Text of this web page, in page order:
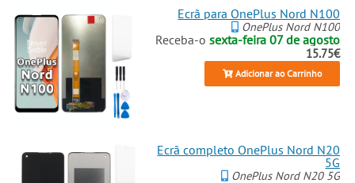
Ecrã para OnePlus Nord N100
OnePlus Nord N100
Receba-osexta-feira 07 de agosto
15.75€
Adicionar ao Carrinho
Ecrã completo OnePlus Nord N20
5G
OnePlus Nord N20 5G